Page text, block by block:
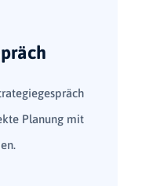
Planung mit